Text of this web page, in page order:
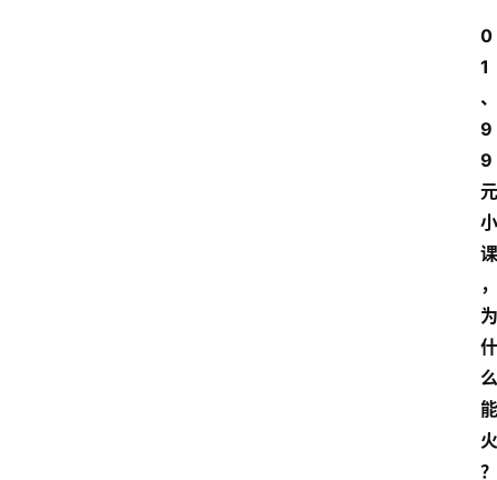
0
1
、
9
9
元
小
课
，
为
什
么
能
火
？